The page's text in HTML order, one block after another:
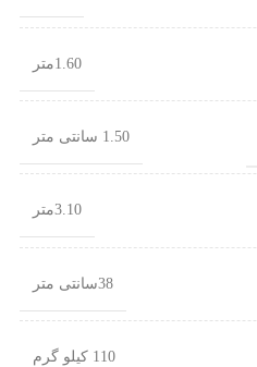
1.60متر
1.50 سانتی متر
3.10متر
38سانتی متر
110 کیلو گرم